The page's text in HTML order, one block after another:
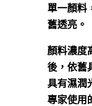
單一顏料
舊透亮。
顏料濃度
後，依舊
具有濕潤
專家使用